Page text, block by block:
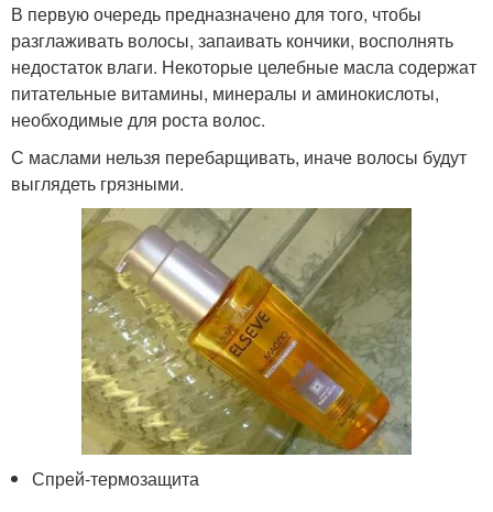
В первую очередь предназначено для того, чтобы
разглаживать волосы, запаивать кончики, восполнять
недостаток влаги. Некоторые целебные масла содержат
питательные витамины, минералы и аминокислоты,
необходимые для роста волос.
С маслами нельзя перебарщивать, иначе волосы будут
выглядеть грязными.
Спрей-термозащита